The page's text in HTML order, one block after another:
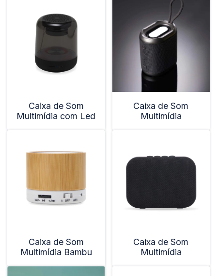
Caixa de Som
Multimídia com Led
Caixa de Som
Multimídia
Caixa de Som
Multimídia Bambu
Caixa de Som
Multimídia